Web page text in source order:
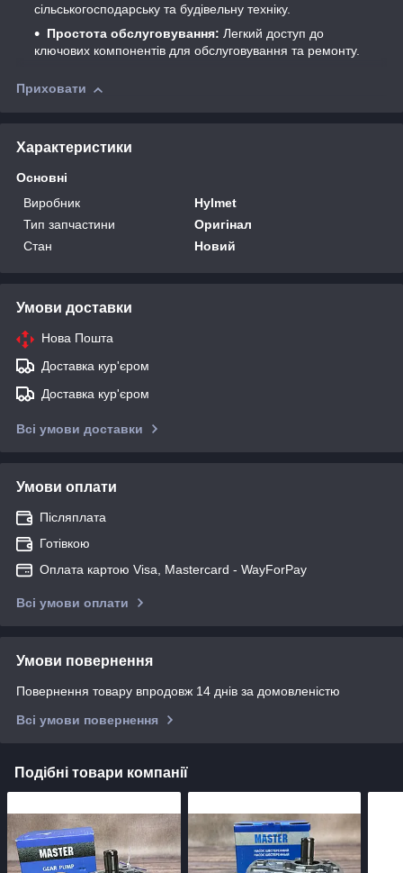
сільськогосподарську та будівельну техніку.
Простота обслуговування: Легкий доступ до
ключових компонентів для обслуговування та ремонту.
Приховати
Характеристики
Основні
Виробник
Hylmet
Тип запчастини
Оригінал
Стан
Новий
Умови доставки
Нова Пошта
Доставка кур'єром
Доставка кур'єром
Всі умови доставки
Умови оплати
Післяплата
Готівкою
Оплата картою Visa, Mastercard - WayForPay
Всі умови оплати
Умови повернення
Повернення товару впродовж 14 днів за домовленістю
Всі умови повернення
Подібні товари компанії